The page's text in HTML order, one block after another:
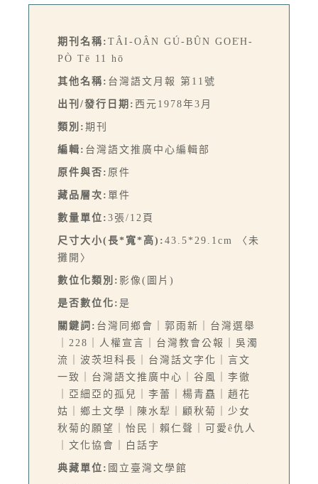
期刊名稱: TÂI-OÂN GÚ-BÛN GOE̍H-
PÒ Tē 11 hō
其他名稱: 台灣語文月報 第11號
出刊/發行日期: 西元1978年3月
類別: 期刊
編輯: 台灣語文推廣中心編輯部
原件與否: 原件
藏品層次: 單件
數量單位: 3張/12頁
尺寸大小(長*寬*高): 43.5*29.1cm 〈未
攤開〉
數位化類別: 影像(圖片)
是否數位化: 是
關鍵詞: 台灣同鄉會｜郭雨新｜台灣選舉
｜228｜人權宣言｜台灣教會公報｜吳濁
流｜波茨坦科長｜台灣話文字化｜言文
一致｜台灣語文推廣中心｜谷風｜李徹
｜亞細亞的孤兒｜李蕾｜楊青矗｜趙花
姑｜鄉土文學｜陳水犁｜顧秋菊｜少女
秋菊的願望｜怡民｜賴仁聲｜可愛ê仇人
｜文化協會｜白話字
典藏單位: 國立臺灣文學館